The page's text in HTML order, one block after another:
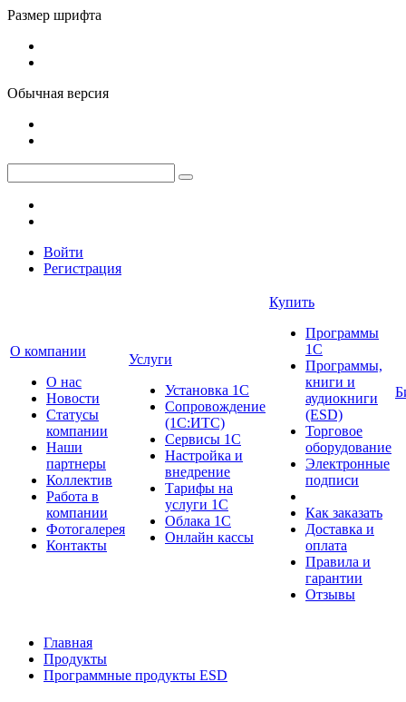
Размер шрифта
Обычная версия
Войти
Регистрация
О компании
О нас
Новости
Cтатусы
компании
Наши
партнеры
Коллектив
Работа в
компании
Фотогалерея
Контакты
Услуги
Установка 1С
Сопровождение
(1С:ИТС)
Сервисы 1С
Настройка и
внедрение
Тарифы на
услуги 1С
Облака 1С
Онлайн кассы
Купить
Программы
1С
Программы,
книги и
аудиокниги
(ESD)
Торговое
оборудование
Электронные
подписи
Как заказать
Доставка и
оплата
Правила и
гарантии
Отзывы
Главная
Продукты
Программные продукты ESD